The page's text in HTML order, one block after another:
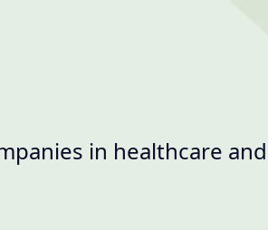
in healthcare and